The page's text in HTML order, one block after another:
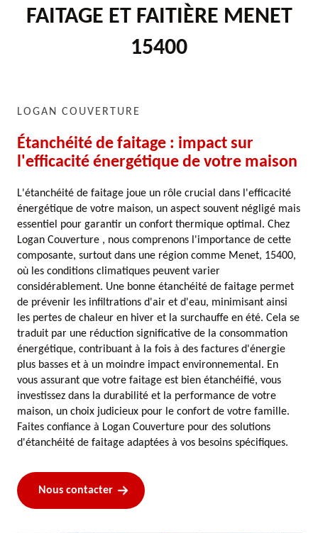
FAITAGE ET FAITIÈRE MENET
15400
LOGAN COUVERTURE
Étanchéité de faitage : impact sur
l'efficacité énergétique de votre maison
L'étanchéité de faitage joue un rôle crucial dans l'efficacité
énergétique de votre maison, un aspect souvent négligé mais
essentiel pour garantir un confort thermique optimal. Chez
Logan Couverture , nous comprenons l'importance de cette
composante, surtout dans une région comme Menet, 15400,
où les conditions climatiques peuvent varier
considérablement. Une bonne étanchéité de faitage permet
de prévenir les infiltrations d'air et d'eau, minimisant ainsi
les pertes de chaleur en hiver et la surchauffe en été. Cela se
traduit par une réduction significative de la consommation
énergétique, contribuant à la fois à des factures d'énergie
plus basses et à un moindre impact environnemental. En
vous assurant que votre faitage est bien étanchéifié, vous
investissez dans la durabilité et la performance de votre
maison, un choix judicieux pour le confort de votre famille.
Faites confiance à Logan Couverture pour des solutions
d'étanchéité de faitage adaptées à vos besoins spécifiques.
Nous contacter